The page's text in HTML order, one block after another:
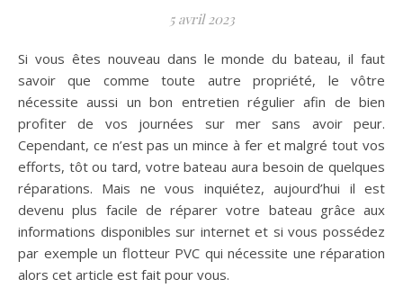
5 avril 2023
Si vous êtes nouveau dans le monde du bateau, il faut
savoir que comme toute autre propriété, le vôtre
nécessite aussi un bon entretien régulier afin de bien
profiter de vos journées sur mer sans avoir peur.
Cependant, ce n’est pas un mince à fer et malgré tout vos
efforts, tôt ou tard, votre bateau aura besoin de quelques
réparations. Mais ne vous inquiétez, aujourd’hui il est
devenu plus facile de réparer votre bateau grâce aux
informations disponibles sur internet et si vous possédez
par exemple un flotteur PVC qui nécessite une réparation
alors cet article est fait pour vous.